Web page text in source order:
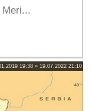
Meri...
19:38 » 19.07.2022 21:10